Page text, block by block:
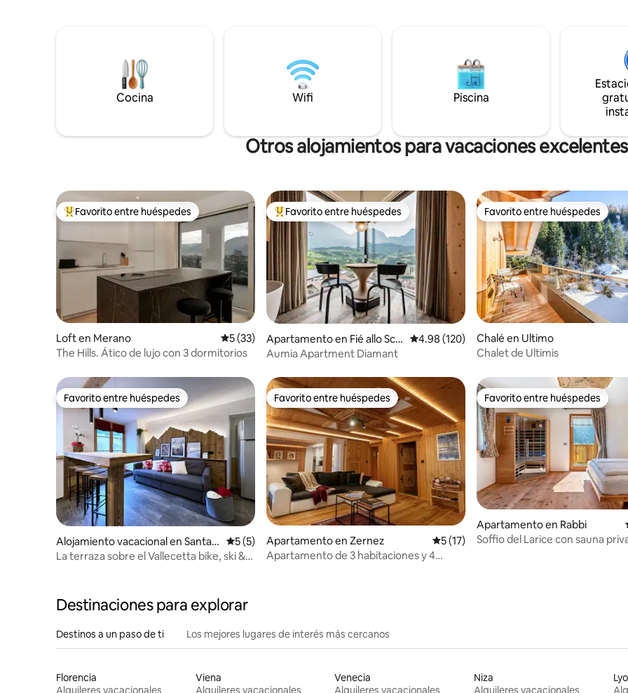
emocional 🔥 Sala de estar panorámica
con Smart TV de 85'' 🍳 Cocina gourmet
🌿 Jardín con parrilla 🚗 Garaje privado 📶
Wifi rápido ✨ Aire de montaña, relajación
En él encontrará todo lo que necesita
para unas vacaciones relajantes. Con
patio, terraza, barbacoa, wifi, cama
elástica... ¡El lugar de vacaciones
de la vida cotidiana. Con
encontrará un alojamiento, sino
un hogar donde podrá
calidez y la belleza de la vida
Cocina Wifi Piscina
Otros alojamientos para vacaciones
Favorito entre huéspedes preferido
Favorito entre huéspedes
Loft en Merano Calificación promedio: 5 de 5, 33 reseñas
5 (33)
The Hills. Ático de lujo con 3 dormitorios
Favorito entre huéspedes preferido
Favorito entre huéspedes
Apartamento en Fié allo Scili
ar
Calificación promedio: 4.98 de 5, 120 reseñas
4.98 (120)
Aumia Apartment Diamant
Favorito entre huéspedes
Favorito entre huéspedes
Chalé en Ultimo
Chalet de Ultimis
Favorito entre huéspedes
Favorito entre huéspedes
Alojamiento vacacional en Santa L
ucia
Calificación promedio: 5 de 5, 5 reseñas
5 (5)
La terraza sobre el Vallecetta bike, ski &
Favorito entre huéspedes
Favorito entre huéspedes
Apartamento en Zernez Calificación promedio: 5 de 5, 17 reseñas
5 (17)
Apartamento de 3 habitaciones y 4
Favorito entre huéspedes
Favorito entre huéspedes
Apartamento en Rabbi
Soffio del Larice con sauna
Destinaciones para explorar
Destinos a un paso de ti Los mejores lugares de interés más cercanos
Florencia
Alquileres vacacionales
Viena
Alquileres vacacionales
Venecia
Alquileres vacacionales
Niza
Alquileres vacacionales